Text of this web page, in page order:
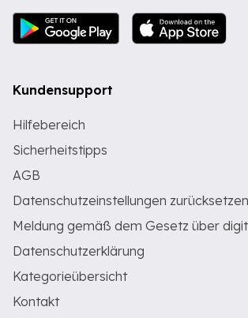
Kundensupport
Hilfebereich
Sicherheitstipps
AGB
Datenschutzeinstellungen zurücksetzen
Meldung gemäß dem Gesetz über
Datenschutzerklärung
Kategorieübersicht
Kontakt